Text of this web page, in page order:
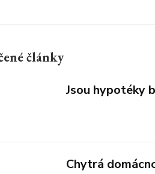
články
Jsou hypotéky
Chytrá